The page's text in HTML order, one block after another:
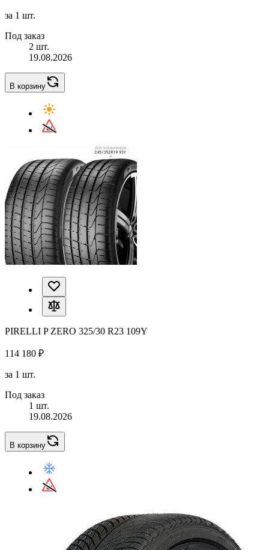
за 1 шт.
Под заказ
2 шт.
19.08.2026
В корзину
PIRELLI P ZERO 325/30 R23 109Y
114 180 ₽
за 1 шт.
Под заказ
1 шт.
19.08.2026
В корзину